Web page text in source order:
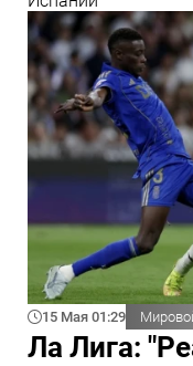
15 Мая 01:29
Ла Лига: